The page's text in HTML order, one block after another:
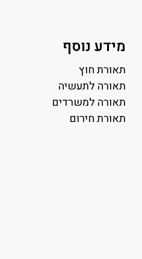
מידע נוסף
תאורת חוץ
תאורה לתעשיה
תאורה למשרדים
תאורת חירום